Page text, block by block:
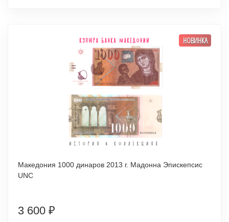
НОВИНКА
Македония 1000 динаров 2013 г. Мадонна Эпискепсис
UNC
3 600 ₽